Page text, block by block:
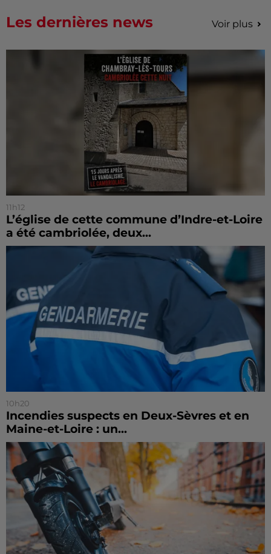
Les dernières news Voir plus
11h12
L’église de cette commune d’Indre-et-Loire
a été cambriolée, deux...
10h20
Incendies suspects en Deux-Sèvres et en
Maine-et-Loire : un...